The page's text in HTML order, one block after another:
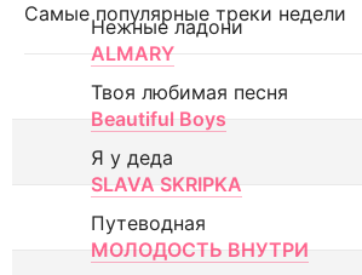
Самые популярные треки недели
Нежные ладони
ALMARY
Твоя любимая песня
Beautiful Boys
Я у деда
SLAVA SKRIPKA
Путеводная
МОЛОДОСТЬ ВНУТРИ